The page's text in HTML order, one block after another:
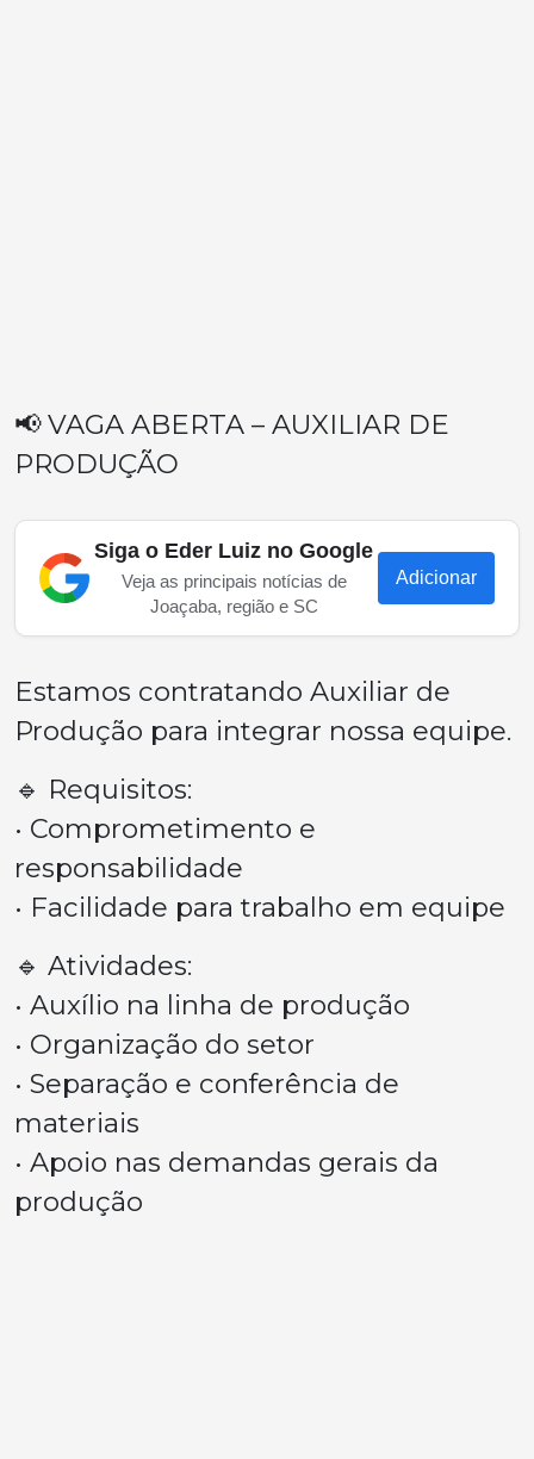
📢 VAGA ABERTA – AUXILIAR DE
PRODUÇÃO
Siga o Eder Luiz no Google
Veja as principais notícias de
Joaçaba, região e SC
Adicionar
Estamos contratando Auxiliar de
Produção para integrar nossa equipe.
🔹 Requisitos:
• Comprometimento e
responsabilidade
• Facilidade para trabalho em equipe
🔹 Atividades:
• Auxílio na linha de produção
• Organização do setor
• Separação e conferência de
materiais
• Apoio nas demandas gerais da
produção